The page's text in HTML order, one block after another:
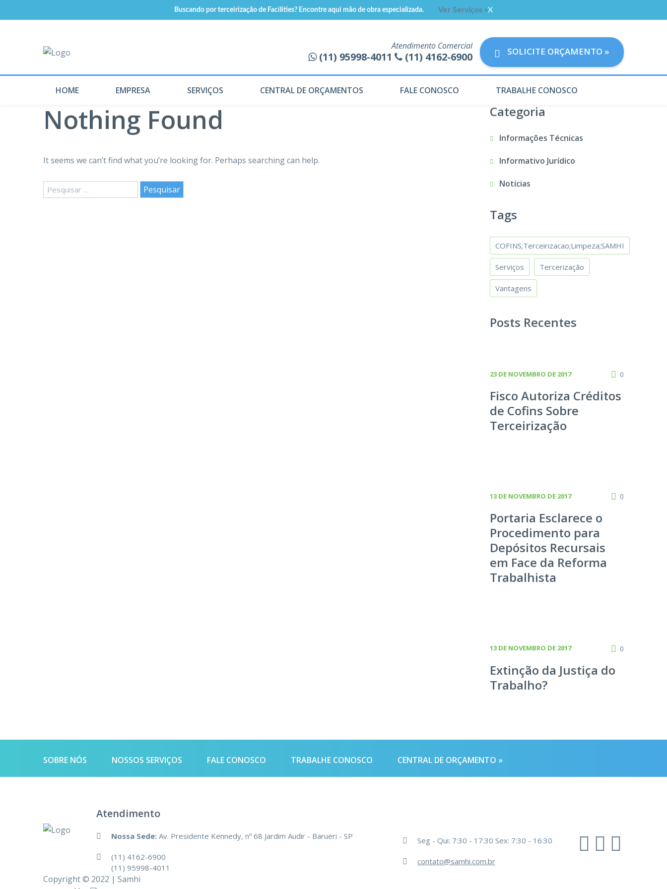
Atendimento Comercial
(11) 95998-4011 (11) 4162-6900 SOLICITE ORÇAMENTO »
HOME EMPRESA SERVIÇOS CENTRAL DE ORÇAMENTOS FALE CONOSCO TRABALHE CONOSCO
Nothing Found
It seems we can’t find what you’re looking for. Perhaps searching can help.
Pesquisar
por:
Categoria
Informações Técnicas
Informativo Jurídico
Notícias
Tags
COFINS;Terceirizacao;Limpeza;SAMHI
Serviços Tercerização
Vantagens
Posts Recentes
23 DE NOVEMBRO DE 2017 0
Fisco Autoriza Créditos
de Cofins Sobre
Terceirização
13 DE NOVEMBRO DE 2017 0
Portaria Esclarece o
Procedimento para
Depósitos Recursais
em Face da Reforma
Trabalhista
13 DE NOVEMBRO DE 2017 0
Extinção da Justiça do
Trabalho?
SOBRE NÓS NOSSOS SERVIÇOS FALE CONOSCO TRABALHE CONOSCO CENTRAL DE ORÇAMENTO »
Atendimento
Nossa Sede: Av. Presidente Kennedy, nº 68 Jardim Audir - Barueri - SP
(11) 4162-6900
(11) 95998-4011
Seg - Qui: 7:30 - 17:30 Sex: 7:30 - 16:30
contato@samhi.com.br
Copyright © 2022 | Samhi
Buscando por terceirização de Facilities? Encontre aqui mão de obra especializada. Ver Serviços »X